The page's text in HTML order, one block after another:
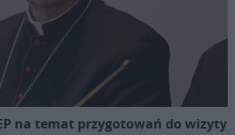
na temat przygotowań do wizyty